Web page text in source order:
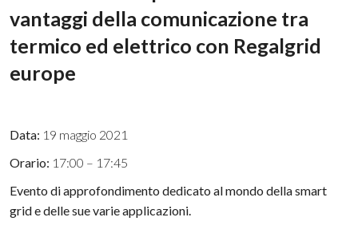
vantaggi della comunicazione tra
termico ed elettrico con Regalgrid
europe
Data: 19 maggio 2021
Orario: 17:00 – 17:45
Evento di approfondimento dedicato al mondo della smart
grid e delle sue varie applicazioni.